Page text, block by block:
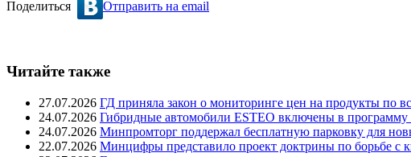
Поделиться Отправить на email
Читайте также
27.07.2026 ГД приняла закон о мониторинге цен на продукты по
24.07.2026 Гибридные автомобили ESTEO включены в программу
24.07.2026 Минпромторг поддержал бесплатную парковку для
22.07.2026 Минцифры представило проект доктрины по борьбе с